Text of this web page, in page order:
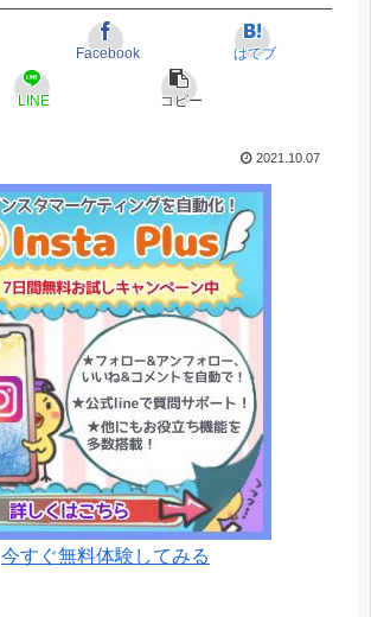
Facebook はてブ
LINE コピー
2021.10.07
今すぐ無料体験してみる